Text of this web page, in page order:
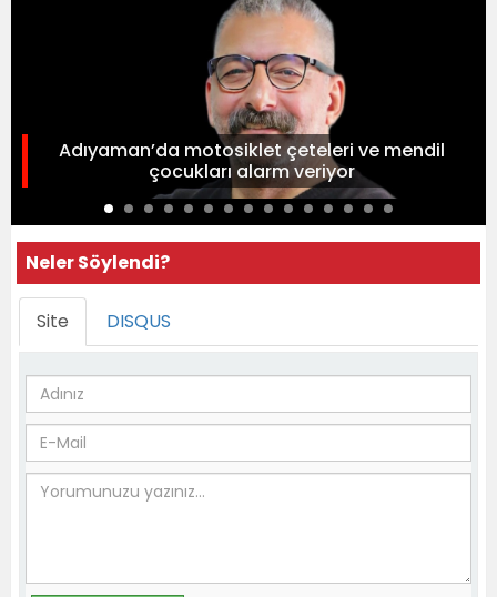
Adıyaman’da motosiklet çeteleri ve mendil
çocukları alarm veriyor
Neler Söylendi?
Site DISQUS